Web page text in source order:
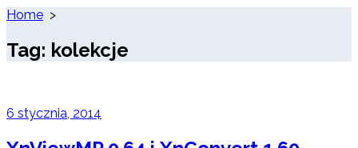
Home >
Tag: kolekcje
6 stycznia, 2014